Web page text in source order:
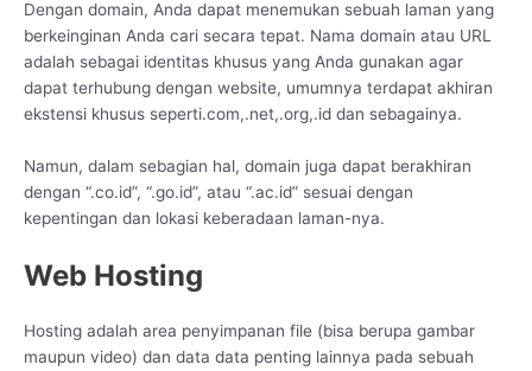
Dengan domain, Anda dapat menemukan sebuah laman yang
berkeinginan Anda cari secara tepat. Nama domain atau URL
adalah sebagai identitas khusus yang Anda gunakan agar
dapat terhubung dengan website, umumnya terdapat akhiran
ekstensi khusus seperti.com,.net,.org,.id dan sebagainya.
Namun, dalam sebagian hal, domain juga dapat berakhiran
dengan “.co.id”, “.go.id”, atau “.ac.id” sesuai dengan
kepentingan dan lokasi keberadaan laman-nya.
Web Hosting
Hosting adalah area penyimpanan file (bisa berupa gambar
maupun video) dan data data penting lainnya pada sebuah